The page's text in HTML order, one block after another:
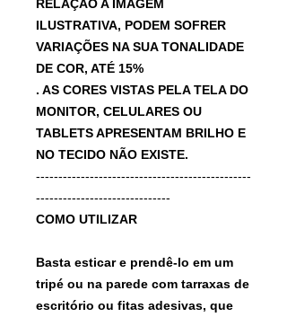
RELAÇÃO A IMAGEM
ILUSTRATIVA, PODEM SOFRER
VARIAÇÕES NA SUA TONALIDADE
DE COR, ATÉ 15%
. AS CORES VISTAS PELA TELA DO
MONITOR, CELULARES OU
TABLETS APRESENTAM BRILHO E
NO TECIDO NÃO EXISTE.
------------------------------------------------
------------------------------
COMO UTILIZAR
Basta esticar e prendê-lo em um
tripé ou na parede com tarraxas de
escritório ou fitas adesivas, que